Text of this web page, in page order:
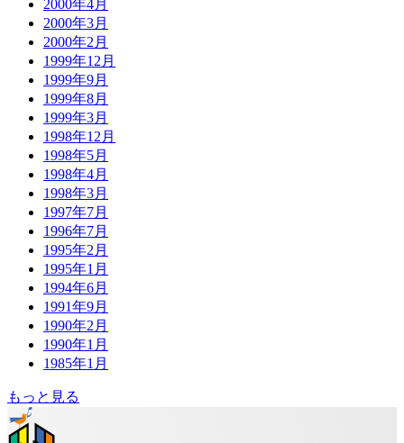
2000年4月
2000年3月
2000年2月
1999年12月
1999年9月
1999年8月
1999年3月
1998年12月
1998年5月
1998年4月
1998年3月
1997年7月
1996年7月
1995年2月
1995年1月
1994年6月
1991年9月
1990年2月
1990年1月
1985年1月
もっと見る